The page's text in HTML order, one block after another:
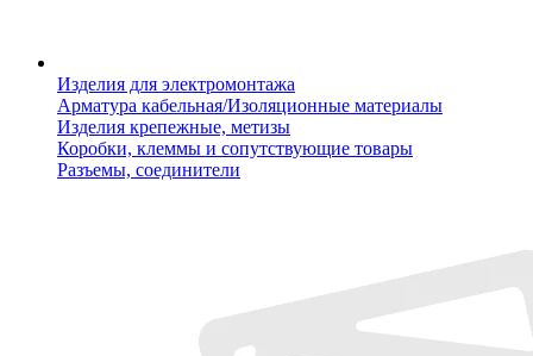
Изделия для электромонтажа
Арматура кабельная/Изоляционные материалы
Изделия крепежные, метизы
Коробки, клеммы и сопутствующие товары
Разъемы, соединители